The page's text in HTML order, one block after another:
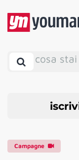
cosa stai
Campagne